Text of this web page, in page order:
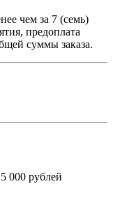
чем за 7 (семь)
предоплата
суммы заказа.
000 рублей